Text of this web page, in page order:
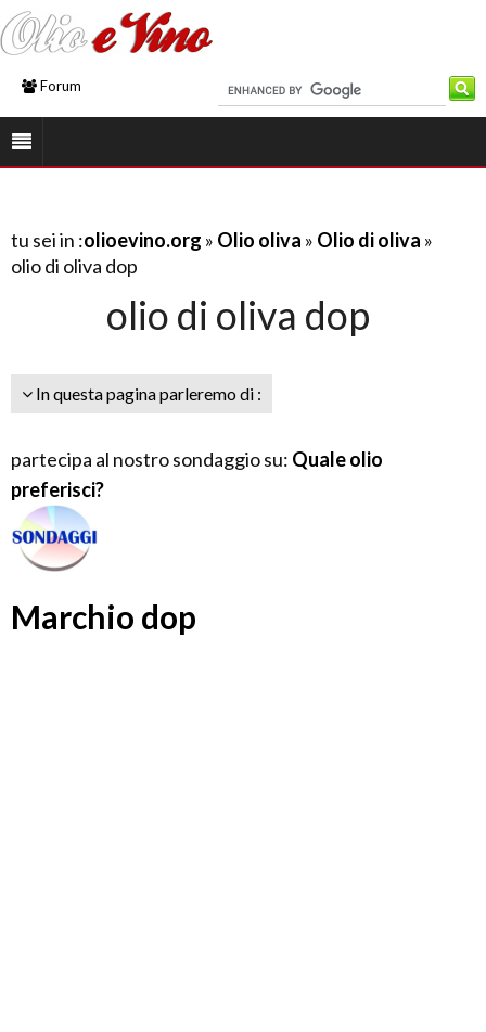
Forum
tu sei in :olioevino.org » Olio oliva » Olio di oliva »
olio di oliva dop
olio di oliva dop
In questa pagina parleremo di :
partecipa al nostro sondaggio su: Quale olio
preferisci?
Marchio dop